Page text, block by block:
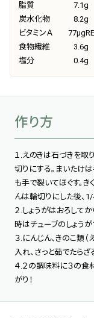
脂質 7.1g
炭水化物 8.2g
ビタミンＡ 77μgRE
食物繊維 3.6g
塩分 0.4g
作り方
１.えのきは石づきを取
切りにする。まいたけ
も手で裂いてほぐす。
んは輪切りにした後、1/
２.しょうがはおろして
時はチューブのしょうが
３.にんじん、きのこ類
入れ、さっと茹でたらざ
４.２の調味料に３の食
がり！